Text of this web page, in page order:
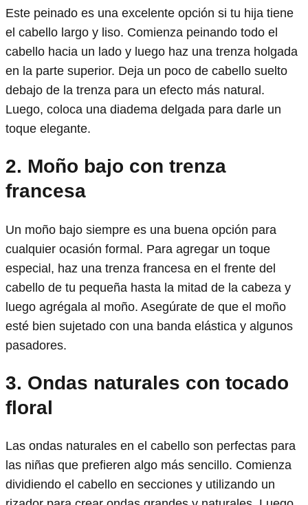
Este peinado es una excelente opción si tu hija tiene
el cabello largo y liso. Comienza peinando todo el
cabello hacia un lado y luego haz una trenza holgada
en la parte superior. Deja un poco de cabello suelto
debajo de la trenza para un efecto más natural.
Luego, coloca una diadema delgada para darle un
toque elegante.
2. Moño bajo con trenza
francesa
Un moño bajo siempre es una buena opción para
cualquier ocasión formal. Para agregar un toque
especial, haz una trenza francesa en el frente del
cabello de tu pequeña hasta la mitad de la cabeza y
luego agrégala al moño. Asegúrate de que el moño
esté bien sujetado con una banda elástica y algunos
pasadores.
3. Ondas naturales con tocado
floral
Las ondas naturales en el cabello son perfectas para
las niñas que prefieren algo más sencillo. Comienza
dividiendo el cabello en secciones y utilizando un